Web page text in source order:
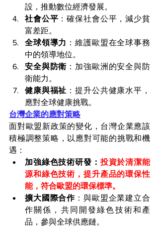
設，推動數位經濟發展。
社會公平 ：確保社會公平，減少貧
富差距。
全球領導力 ：維護歐盟在全球事務
中的領導地位。
安全與防衛 ：加強歐洲的安全與防
衛能力。
健康與福祉 ：提升公共健康水平，
應對全球健康挑戰。
台灣企業的應對策略
面對歐盟新政策的變化，台灣企業應該
積極調整策略，以應對可能的挑戰和機
遇：
加強綠色技術研發 ： 投資於清潔能
源和綠色技術，提升產品的環保性
能，符合歐盟的環保標準。
擴大國際合作 ：與歐盟企業建立合
作關係，共同開發綠色技術和產
品，參與全球供應鏈。